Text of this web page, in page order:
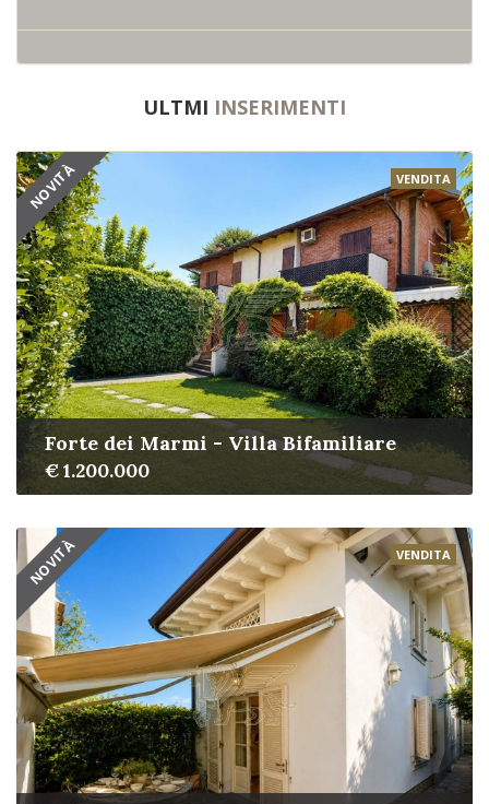
ULTMI INSERIMENTI
NOVITÀ VENDITA
Forte dei Marmi - Villa Bifamiliare
€ 1.200.000
NOVITÀ VENDITA